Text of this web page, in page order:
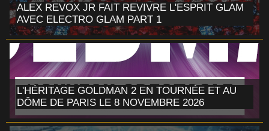
ALEX REVOX JR FAIT REVIVRE L'ESPRIT GLAM
AVEC ELECTRO GLAM PART 1
L'HÉRITAGE GOLDMAN 2 EN TOURNÉE ET AU
DÔME DE PARIS LE 8 NOVEMBRE 2026